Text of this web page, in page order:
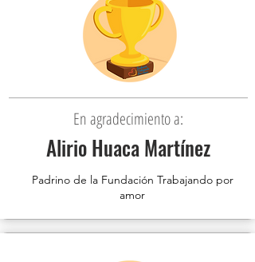
En agradecimiento a:
Alirio Huaca Martínez
Padrino de la Fundación Trabajando por
amor